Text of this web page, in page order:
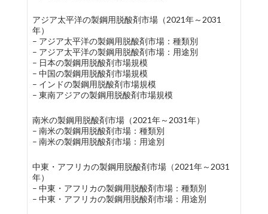
アジア太平洋の製鋼用脱酸剤市場（2021年～2031
年）
– アジア太平洋の製鋼用脱酸剤市場：種類別
– アジア太平洋の製鋼用脱酸剤市場：用途別
– 日本の製鋼用脱酸剤市場規模
– 中国の製鋼用脱酸剤市場規模
– インドの製鋼用脱酸剤市場規模
– 東南アジアの製鋼用脱酸剤市場規模
南米の製鋼用脱酸剤市場（2021年～2031年）
– 南米の製鋼用脱酸剤市場：種類別
– 南米の製鋼用脱酸剤市場：用途別
中東・アフリカの製鋼用脱酸剤市場（2021年～2031
年）
– 中東・アフリカの製鋼用脱酸剤市場：種類別
– 中東・アフリカの製鋼用脱酸剤市場：用途別